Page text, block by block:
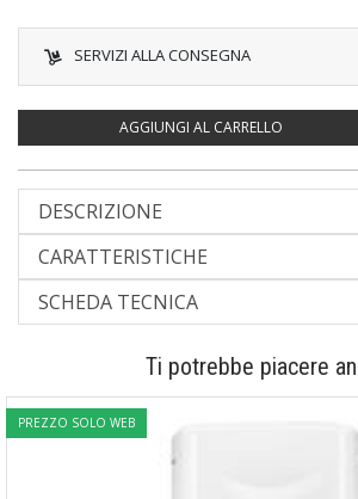
SERVIZI ALLA CONSEGNA
AGGIUNGI AL CARRELLO
DESCRIZIONE
CARATTERISTICHE
SCHEDA TECNICA
Ti potrebbe piacere
PREZZO SOLO WEB